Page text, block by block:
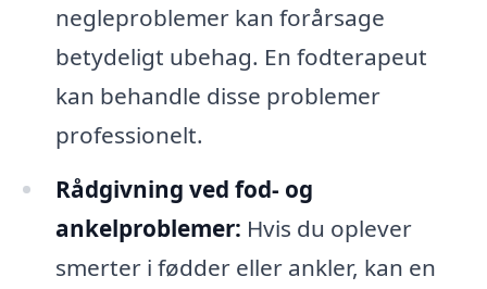
negleproblemer kan forårsage
betydeligt ubehag. En fodterapeut
kan behandle disse problemer
professionelt.
Rådgivning ved fod- og
ankelproblemer: Hvis du oplever
smerter i fødder eller ankler, kan en